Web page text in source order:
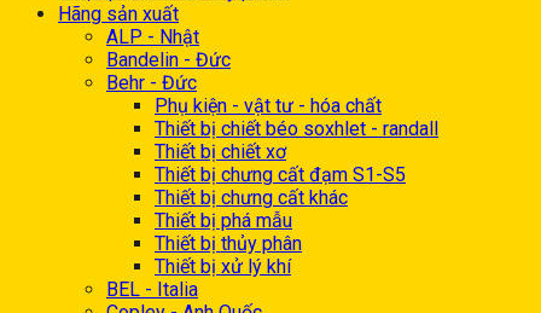
Hãng sản xuất
ALP - Nhật
Bandelin - Đức
Behr - Đức
Phụ kiện - vật tư - hóa chất
Thiết bị chiết béo soxhlet - randall
Thiết bị chiết xơ
Thiết bị chưng cất đạm S1-S5
Thiết bị chưng cất khác
Thiết bị phá mẫu
Thiết bị thủy phân
Thiết bị xử lý khí
BEL - Italia